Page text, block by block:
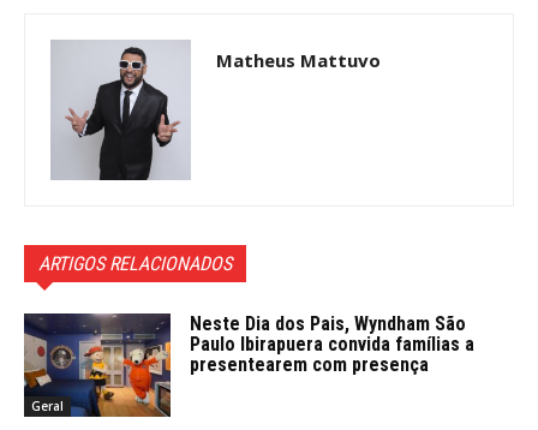
Matheus Mattuvo
ARTIGOS RELACIONADOS
Geral
Neste Dia dos Pais, Wyndham São
Paulo Ibirapuera convida famílias a
presentearem com presença